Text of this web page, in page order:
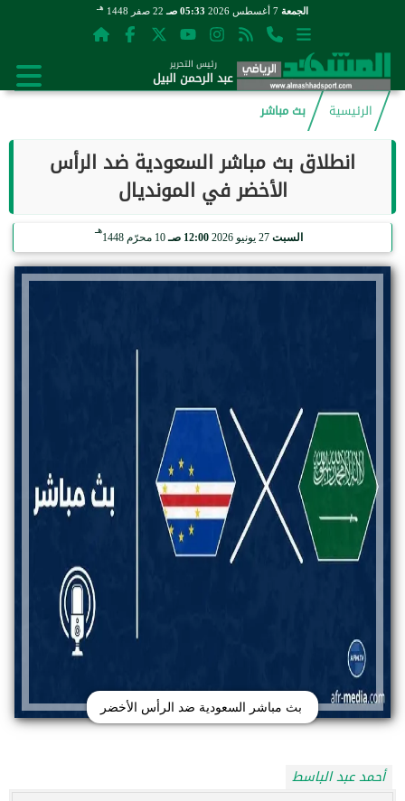
الجمعة 05:33 صـ 22 صفر 1448 هـ
رئيس التحرير
عبد الرحمن البيل
الرئيسية
بث مباشر
انطلاق بث مباشر السعودية ضد الرأس
الأخضر في المونديال
السبت 12:00 صـ 10 محرّم 1448
هـ
بث مباشر السعودية ضد الرأس الأخضر
أحمد عبد الباسط